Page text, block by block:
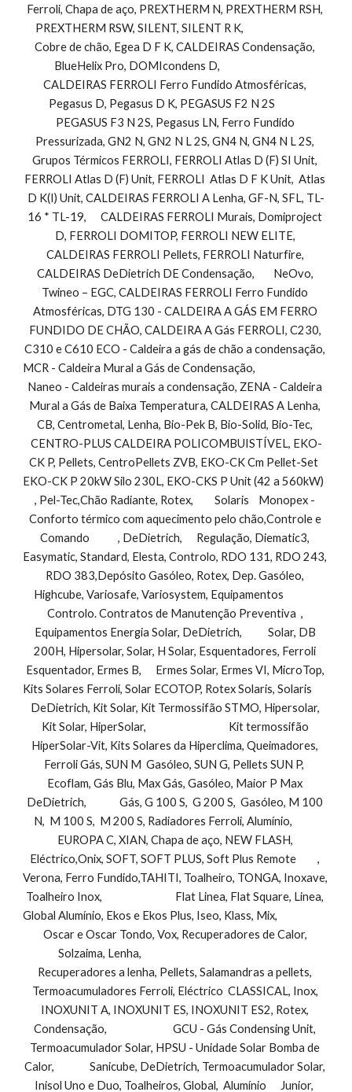
Ferroli, Chapa de aço, PREXTHERM N, PREXTHERM RSH,
PREXTHERM RSW, SILENT, SILENT R K,
Cobre de chão, Egea D F K, CALDEIRAS Condensação,
BlueHelix Pro, DOMIcondens D,
CALDEIRAS FERROLI Ferro Fundido Atmosféricas,
Pegasus D, Pegasus D K, PEGASUS F2 N 2S
PEGASUS F3 N 2S, Pegasus LN, Ferro Fundido
Pressurizada, GN2 N, GN2 N L 2S, GN4 N, GN4 N L 2S,
Grupos Térmicos FERROLI, FERROLI Atlas D (F) SI Unit,
FERROLI Atlas D (F) Unit, FERROLI  Atlas D F K Unit,  Atlas
D K(I) Unit, CALDEIRAS FERROLI A Lenha, GF-N, SFL, TL-
16 * TL-19,      CALDEIRAS FERROLI Murais, Domiproject
D, FERROLI DOMITOP, FERROLI NEW ELITE,
CALDEIRAS FERROLI Pellets, FERROLI Naturfire,
CALDEIRAS DeDietrich DE Condensação,        NeOvo,
Twineo – EGC, CALDEIRAS FERROLI Ferro Fundido
Atmosféricas, DTG 130 - CALDEIRA A GÁS EM FERRO
FUNDIDO DE CHÃO, CALDEIRA A Gás FERROLI, C230,
C310 e C610 ECO - Caldeira a gás de chão a condensação,
MCR - Caldeira Mural a Gás de Condensação,
Naneo - Caldeiras murais a condensação, ZENA - Caldeira
Mural a Gás de Baixa Temperatura, CALDEIRAS A Lenha,
CB, Centrometal, Lenha, Bio-Pek B, Bio-Solid, Bio-Tec,
CENTRO-PLUS CALDEIRA POLICOMBUISTÍVEL, EKO-
CK P, Pellets, CentroPellets ZVB, EKO-CK Cm Pellet-Set
EKO-CK P 20kW Silo 230L, EKO-CKS P Unit (42 a 560kW)
, Pel-Tec,Chão Radiante, Rotex,         Solaris    Monopex -
Conforto térmico com aquecimento pelo chão,Controle e
Comando            , DeDietrich,      Regulação, Diematic3,
Easymatic, Standard, Elesta, Controlo, RDO 131, RDO 243,
RDO 383,Depósito Gasóleo, Rotex, Dep. Gasóleo,
Highcube, Variosafe, Variosystem, Equipamentos
Controlo. Contratos de Manutenção Preventiva  ,
Equipamentos Energia Solar, DeDietrich,           Solar, DB
200H, Hipersolar, Solar, H Solar, Esquentadores, Ferroli
Esquentador, Ermes B,      Ermes Solar, Ermes VI, MicroTop,
Kits Solares Ferroli, Solar ECOTOP, Rotex Solaris, Solaris
DeDietrich, Kit Solar, Kit Termossifão STMO, Hipersolar,
Kit Solar, HiperSolar,                                   Kit termossifão
HiperSolar-Vit, Kits Solares da Hiperclima, Queimadores,
Ferroli Gás, SUN M  Gasóleo, SUN G, Pellets SUN P,
Ecoflam, Gás Blu, Max Gás, Gasóleo, Maior P Max
DeDietrich,              Gás, G 100 S,  G 200 S,  Gasóleo, M 100
N,  M 100 S,  M 200 S, Radiadores Ferroli, Alumínio,
EUROPA C, XIAN, Chapa de aço, NEW FLASH,
Eléctrico,Onix, SOFT, SOFT PLUS, Soft Plus Remote         ,
Verona, Ferro Fundido,TAHITI, Toalheiro, TONGA, Inoxave,
Toalheiro Inox,                               Flat Linea, Flat Square, Linea,
Global Alumínio, Ekos e Ekos Plus, Iseo, Klass, Mix,
Oscar e Oscar Tondo, Vox, Recuperadores de Calor,
Solzaima, Lenha,
Recuperadores a lenha, Pellets, Salamandras a pellets,
Termoacumuladores Ferroli, Eléctrico  CLASSICAL, Inox,
INOXUNIT A, INOXUNIT ES, INOXUNIT ES2, Rotex,
Condensação,                            GCU - Gás Condensing Unit,
Termoacumulador Solar, HPSU - Unidade Solar Bomba de
Calor,               Sanicube, DeDietrich, Termoacumulador Solar,
Inisol Uno e Duo, Toalheiros, Global,  Alumínio      Junior,